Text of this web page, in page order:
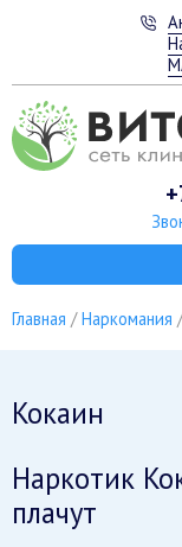
Главная Наркомания
Кокаин
Наркотик
плачут